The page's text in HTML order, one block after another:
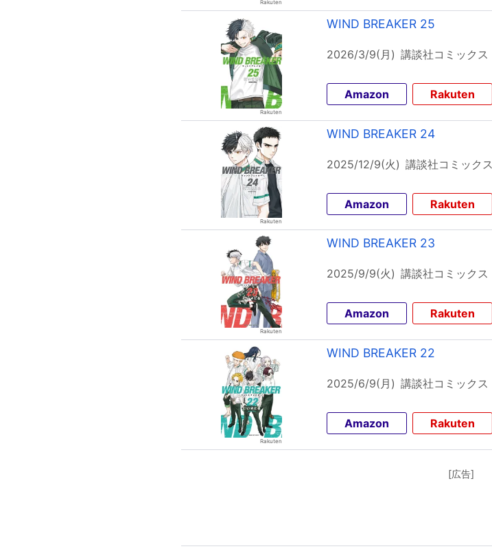
WIND BREAKER 25
2026/3/9(月) 講談社コミックス
Amazon Rakuten
WIND BREAKER 24
2025/12/9(火) 講談社コミックス
Amazon Rakuten
WIND BREAKER 23
2025/9/9(火) 講談社コミックス
Amazon Rakuten
WIND BREAKER 22
2025/6/9(月) 講談社コミックス
Amazon Rakuten
[広告]